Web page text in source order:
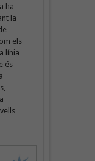
ha
la
els
línia
és